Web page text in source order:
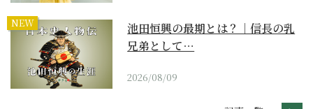
NEW
池田恒興の最期とは？｜信長の乳
兄弟として…
2026/08/09